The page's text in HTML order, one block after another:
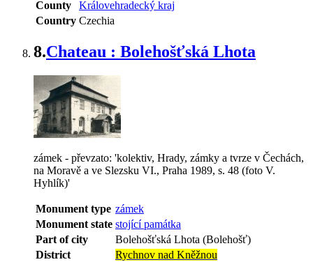
County
Královehradecký kraj
Country Czechia
8.Chateau : Bolehošťská Lhota
zámek - převzato: 'kolektiv, Hrady, zámky a tvrze v Čechách,
na Moravě a ve Slezsku VI., Praha 1989, s. 48 (foto V.
Hyhlík)'
Monument type zámek
Monument state stojící památka
Part of city
Bolehošťská Lhota (Bolehošť)
District
Rychnov nad Kněžnou